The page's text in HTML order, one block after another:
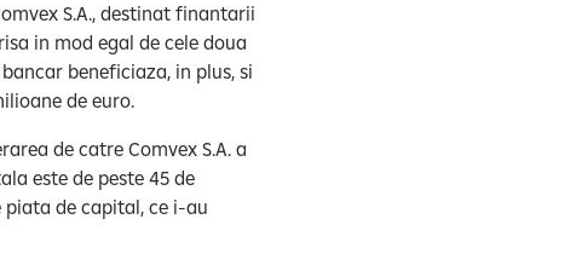
S.A., destinat finantarii
in mod egal de cele doua
beneficiaza, in plus, si
de euro.
de catre Comvex S.A. a
este de peste 45 de
piata de capital, ce i-au